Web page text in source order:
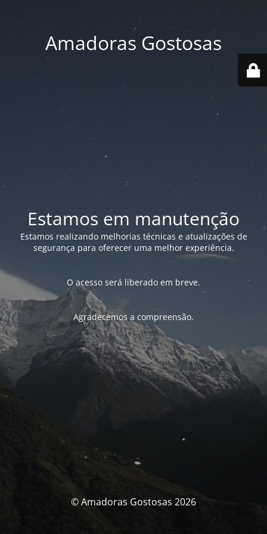
Amadoras Gostosas
Estamos em manutenção
Estamos realizando melhorias técnicas e atualizações de
segurança para oferecer uma melhor experiência.
O acesso será liberado em breve.
Agradecemos a compreensão.
© Amadoras Gostosas 2026